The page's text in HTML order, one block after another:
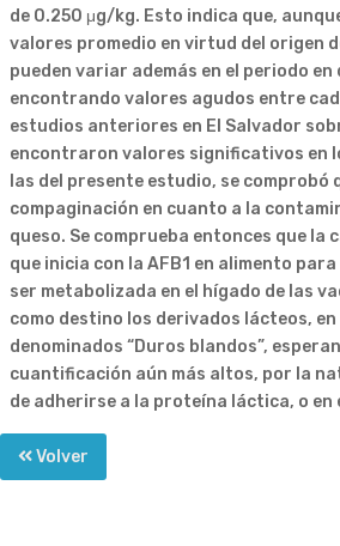
de 0.250 μg/kg. Esto indica que,
valores promedio en virtud del origen
pueden variar además en el periodo en
encontrando valores agudos entre
estudios anteriores en El Salvador
encontraron valores significativos en
las del presente estudio, se comprobó
compaginación en cuanto a la
queso. Se comprueba entonces que la
que inicia con la AFB1 en alimento
ser metabolizada en el hígado de las
como destino los derivados lácteos, en
denominados “Duros blandos”,
cuantificación aún más altos, por la
de adherirse a la proteína láctica, o en
Volver